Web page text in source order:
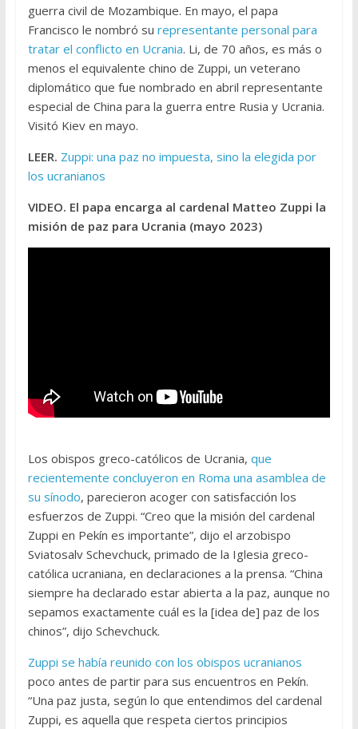
guerra civil de Mozambique. En mayo, el papa
Francisco le nombró su representante personal para
tratar el conflicto en Ucrania. Li, de 70 años, es más o
menos el equivalente chino de Zuppi, un veterano
diplomático que fue nombrado en abril representante
especial de China para la guerra entre Rusia y Ucrania.
Visitó Kiev en mayo.
LEER. Zuppi: una paz no impuesta, sino la elegida por
los ucranianos
VIDEO. El papa encarga al cardenal Matteo Zuppi la
misión de paz para Ucrania (mayo 2023)
Los obispos greco-católicos de Ucrania, que
recientemente concluyeron en Roma una asamblea de
su sínodo, parecieron acoger con satisfacción los
esfuerzos de Zuppi. “Creo que la misión del cardenal
Zuppi en Pekín es importante”, dijo el arzobispo
Sviatosalv Schevchuck, primado de la Iglesia greco-
católica ucraniana, en declaraciones a la prensa. “China
siempre ha declarado estar abierta a la paz, aunque no
sepamos exactamente cuál es la [idea de] paz de los
chinos”, dijo Schevchuck.
Zuppi se había reunido con los obispos ucranianos
poco antes de partir para sus encuentros en Pekín.
“Una paz justa, según lo que entendimos del cardenal
Zuppi, es aquella que respeta ciertos principios